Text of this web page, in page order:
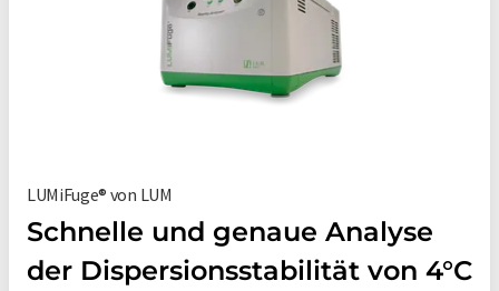
LUMiFuge® von LUM
Schnelle und genaue Analyse
der Dispersionsstabilität von 4°C